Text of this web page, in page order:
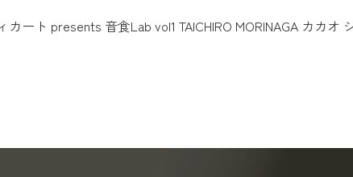
ート presents 音食Lab vol1 TAICHIRO MORINAGA カカ